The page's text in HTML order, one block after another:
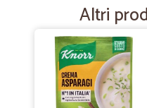
—
Ottimo venditore
Ottimo venditoreImballo
—Marcello M.
Altri